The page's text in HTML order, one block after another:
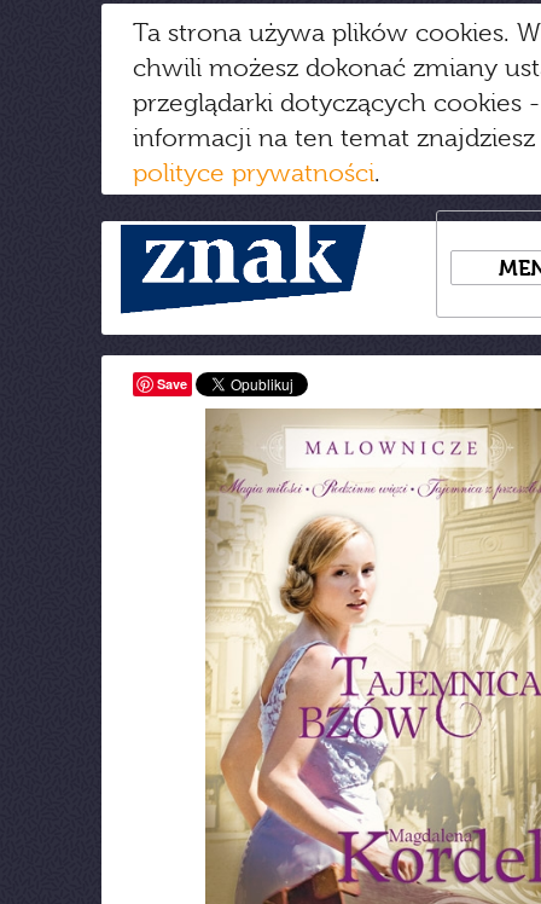
Ta strona używa plików cookies.
chwili możesz dokonać zmiany
przeglądarki dotyczących cookies
informacji na ten temat
polityce prywatności.
Save